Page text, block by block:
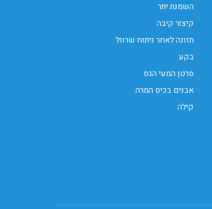
השמנת יתר
קיצור קיבה
תזונה לאחר ניתוח שרוול
בקע
סרטן המעי הגס
אבנים בכיס המרה
קילה